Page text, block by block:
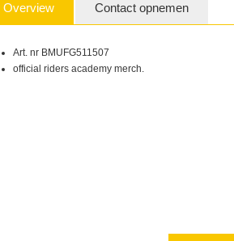
Overview Contact opnemen
Art. nr BMUFG511507
official riders academy merch.